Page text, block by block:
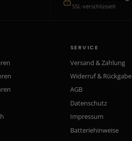
SSL-verschlüsselt
SERVICE
Versand & Zahlung
Widerruf & Rückgabe
AGB
Datenschutz
Impressum
Batteriehinweise